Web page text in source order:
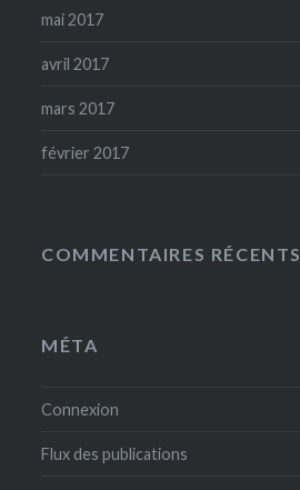
mai 2017
avril 2017
mars 2017
février 2017
COMMENTAIRES RÉCENTS
MÉTA
Connexion
Flux des publications